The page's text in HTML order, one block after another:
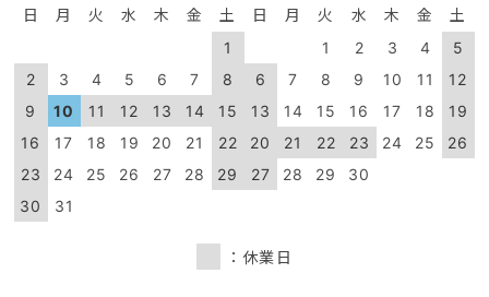
日 月 火 水 木 金 土
1
2
3 4 5 6 7
8
9
10 11 12 13 14
15
16
17 18 19 20 21
22
23
24 25 26 27 28
29
30
31
日 月 火 水 木 金 土
1 2 3 4
5
6
7 8 9 10 11
12
13
14 15 16 17 18
19
20
21 22 23 24 25
26
27
28 29 30
：休業日